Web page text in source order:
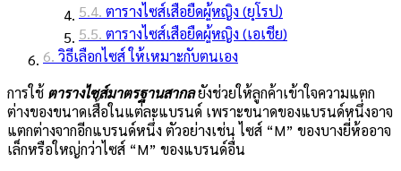
ตารางไซส์เสื้อยืดผู้หญิง (ยุโรป)
ตารางไซส์เสื้อยืดผู้หญิง (เอเชีย)
วิธีเลือกไซส์ ให้เหมาะกับตนเอง
การใช้ ตารางไซส์มาตรฐานสากลยังช่วยให้ลูกค้าเข้าใจความแตก
ต่างของขนาดเสื้อในแต่ละแบรนด์ เพราะขนาดของแบรนด์หนึ่งอาจ
แตกต่างจากอีกแบรนด์หนึ่ง ตัวอย่างเช่น ไซส์ “M” ของบางยี่ห้ออาจ
เล็กหรือใหญ่กว่าไซส์ “M” ของแบรนด์อื่น